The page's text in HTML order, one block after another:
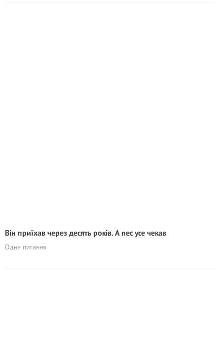
Він приїхав через десять років. А пес усе чекав
Одне питання